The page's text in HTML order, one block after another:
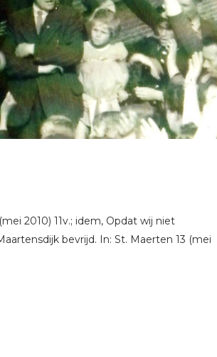
2010) 11v.; idem, Opdat wij niet
bevrijd. In: St. Maerten 13 (mei